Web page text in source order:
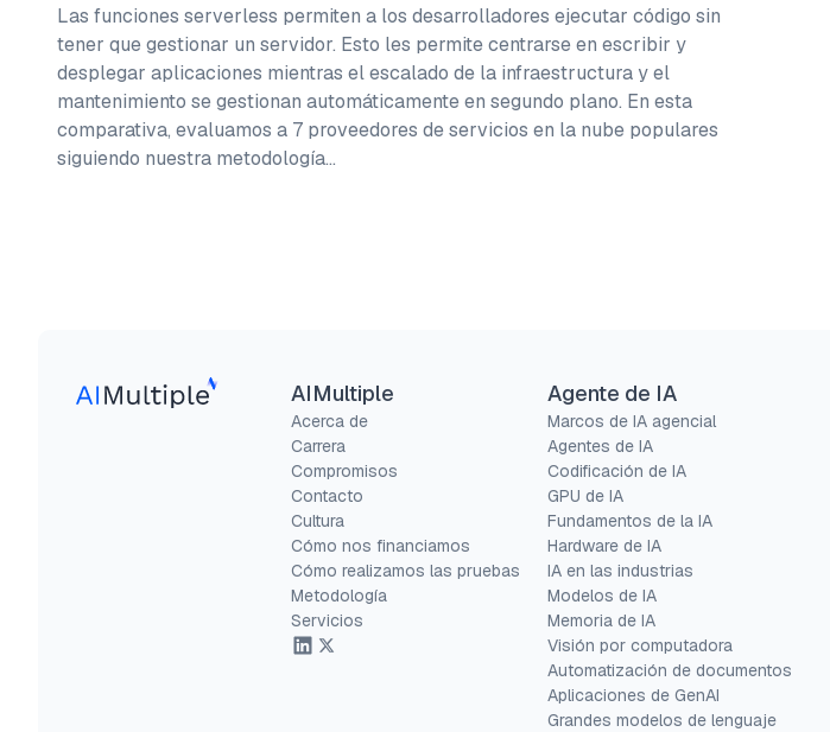
Las funciones serverless permiten a los desarrolladores ejecutar código sin
tener que gestionar un servidor. Esto les permite centrarse en escribir y
desplegar aplicaciones mientras el escalado de la infraestructura y el
mantenimiento se gestionan automáticamente en segundo plano. En esta
comparativa, evaluamos a 7 proveedores de servicios en la nube populares
siguiendo nuestra metodología…
AIMultiple
Acerca de
Carrera
Compromisos
Contacto
Cultura
Cómo nos financiamos
Cómo realizamos las pruebas
Metodología
Servicios
Agente de IA
Marcos de IA agencial
Agentes de IA
Codificación de IA
GPU de IA
Fundamentos de la IA
Hardware de IA
IA en las industrias
Modelos de IA
Memoria de IA
Visión por computadora
Automatización de documentos
Aplicaciones de GenAI
Grandes modelos de lenguaje